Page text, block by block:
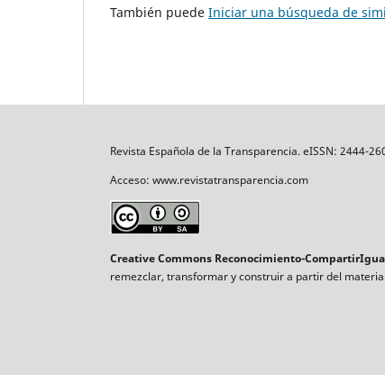
También puede Iniciar una búsqueda de
Revista Española de la Transparencia. eISSN: 2444-
Acceso: www.revistatransparencia.com
Creative Commons Reconocimiento-
remezclar, transformar y construir a partir del